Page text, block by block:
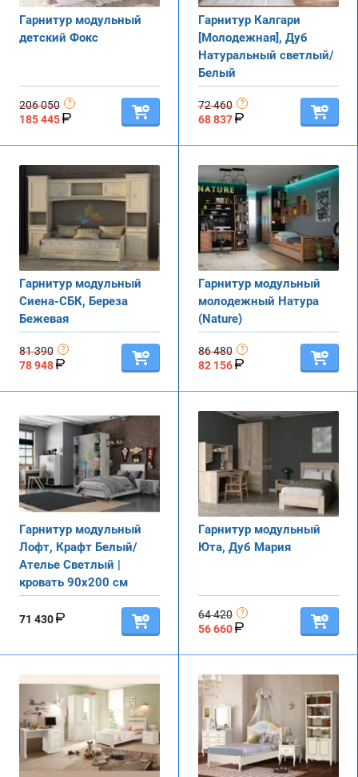
Гарнитур модульный
детский Фокс
206 050
185 445
Гарнитур Калгари
[Молодежная], Дуб
Натуральный светлый/
Белый
72 460
68 837
Гарнитур модульный
Сиена-СБК, Береза
Бежевая
81 390
78 948
Гарнитур модульный
молодежный Натура
(Nature)
86 480
82 156
Гарнитур модульный
Лофт, Крафт Белый/
Ателье Светлый |
кровать 90х200 см
71 430
Гарнитур модульный
Юта, Дуб Мария
64 420
56 660